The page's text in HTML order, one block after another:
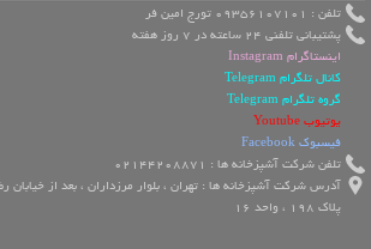
تلفن : 09356107101 تورج امین فر
پشتیبانی تلفنی 24 ساعته در 7 روز هفته
اینستاگرام Instagram
کانال تلگرام Telegram
گروه تلگرام Telegram
یوتیوب Youtube
فیسبوک Facebook
تلفن شرکت آشپزخانه ها : 02144208871
آدرس شرکت آشپزخانه ها : تهران ، بلوار مرزداران ، بعد از خیابان
پلاک 198 ، واحد 16